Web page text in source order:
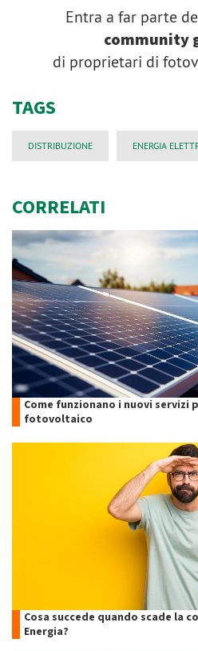
Entra a far parte
community
di proprietari di
TAGS
DISTRIBUZIONE ENERGIA
CORRELATI
Come funzionano i nuovi servizi
fotovoltaico
Cosa succede quando scade la
Energia?